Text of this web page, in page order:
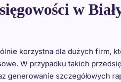
w
korzystna dla dużych firm,
W przypadku takich
generowanie szczegółowych